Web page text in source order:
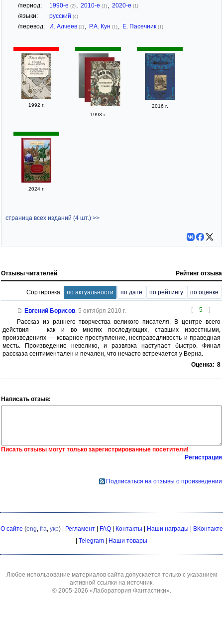
/период: 1990-е (2) 2010-е (1) 2020-е (1)
/языки: русский (4)
/перевод: И. Алчеев (2) Р.А. Кун (1) Е. Пасечник (1)
1992 г.
1993 г.
2016 г.
2024 г.
страница всех изданий (4 шт.) >>
Отзывы читателей Рейтинг отзыва
Сортировка: по актуальности по дате по рейтингу по оценке
[ 5 ]
Евгений Борисов, 5 октября 2010 г.
Рассказ из раннего творчества великого писателя. В центре всего
действия — как и во многих последующих, ставших известными,
произведениях — коварное преступление, несправедливость и праведная
месть. Произведение невелико, и развязка наступает быстро. Финал
рассказа сентиментален и печален, что нечасто встречается у Верна.
Оценка: 8
Написать отзыв:
Писать отзывы могут только зарегистрированные посетители!
Регистрация
Подписаться на отзывы о произведении
О сайте (eng fra укр) | Регламент| FAQ| Контакты | Наши награды | ВКонтакте
| Telegram | Наши товары
Любое использование материалов сайта допускается только с указанием
активной ссылки на источник.
© 2005-2026 «Лаборатория Фантастики»